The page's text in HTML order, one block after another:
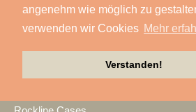
angenehm wie möglich zu
verwenden wir Cookies Mehr
Verstanden!
Reprofil
rgb
Riedel
rk Light & Sound